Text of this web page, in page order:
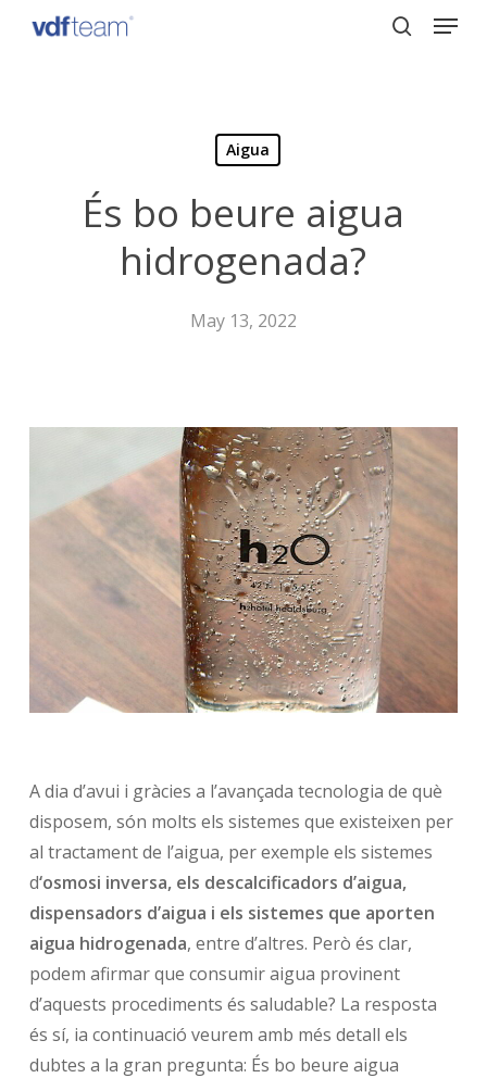
Menu
Aigua
És bo beure aigua
hidrogenada?
May 13, 2022
A dia d’avui i gràcies a l’avançada tecnologia de què
disposem, són molts els sistemes que existeixen per
al tractament de l’aigua, per exemple els sistemes
d‘osmosi inversa, els descalcificadors d’aigua,
dispensadors d’aigua i els sistemes que aporten
aigua hidrogenada, entre d’altres. Però és clar,
podem afirmar que consumir aigua provinent
d’aquests procediments és saludable? La resposta
és sí, ia continuació veurem amb més detall els
dubtes a la gran pregunta: És bo beure aigua